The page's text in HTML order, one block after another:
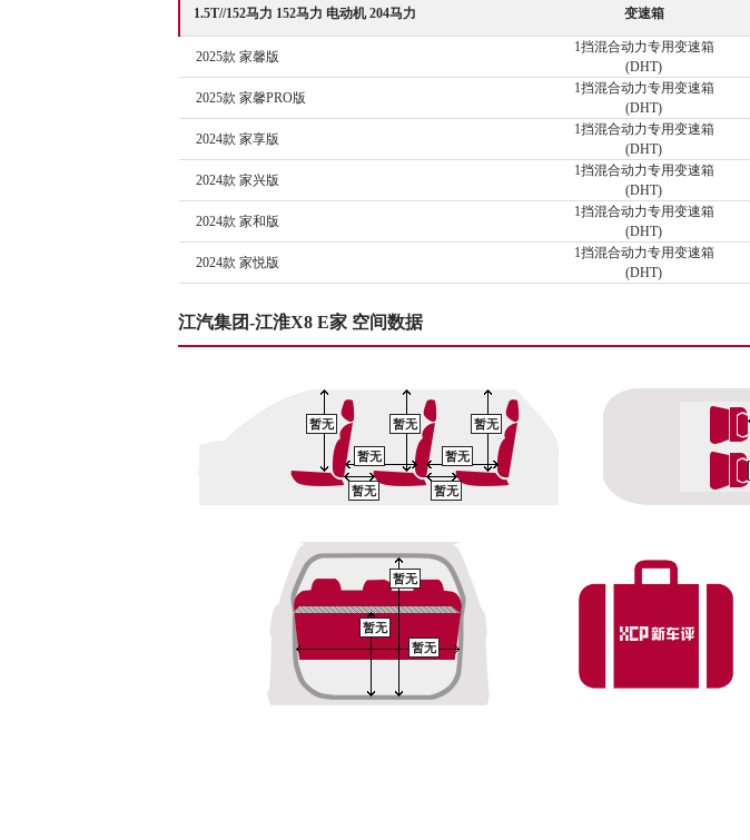
1.5T//152马力 152马力 电动机 204马力 变速箱
2025款 家馨版
1挡混合动力专用变速箱
(DHT)
2025款 家馨PRO版
1挡混合动力专用变速箱
(DHT)
2024款 家享版
1挡混合动力专用变速箱
(DHT)
2024款 家兴版
1挡混合动力专用变速箱
(DHT)
2024款 家和版
1挡混合动力专用变速箱
(DHT)
2024款 家悦版
1挡混合动力专用变速箱
(DHT)
江汽集团-江淮X8 E家 空间数据
暂无 暂无 暂无
暂无
暂无 暂无
暂无
暂无
暂无
暂无